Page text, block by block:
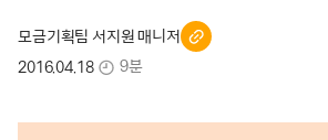
모금기획팀 서지원 매니저
2016.04.18
9분